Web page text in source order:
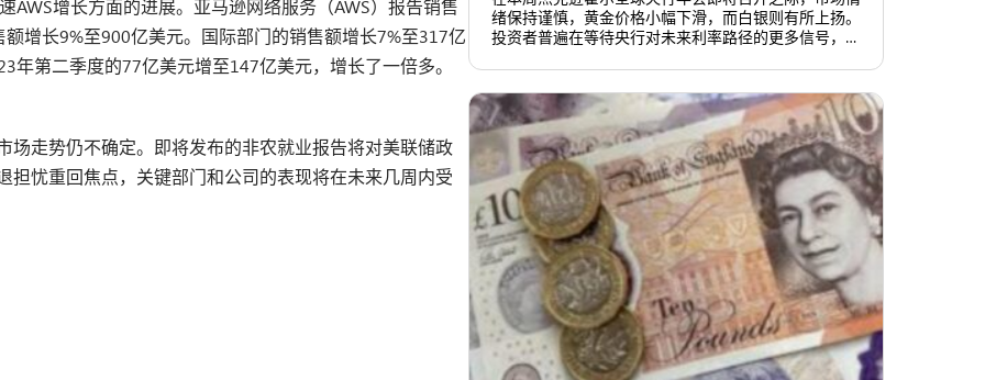
AWS增长方面的进展。亚马逊网络服务（AWS）报告销售
增长9%至900亿美元。国际部门的销售额增长7%至317亿
第二季度的77亿美元增至147亿美元，增长了一倍多。
场走势仍不确定。即将发布的非农就业报告将对美联储政
忧重回焦点，关键部门和公司的表现将在未来几周内受
绪保持谨慎，黄金价格小幅下滑，而白银则有所上扬。
投资者普遍在等待央行对未来利率路径的更多信号，以
力。